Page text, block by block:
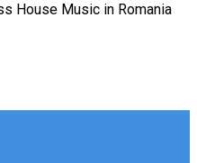
House Music in Romania